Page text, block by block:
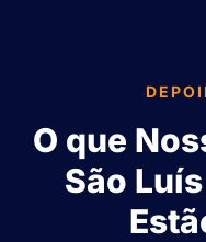
O que
São